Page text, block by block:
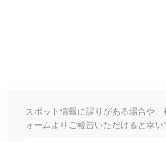
スポット情報に誤りがある場合や
ォームよりご報告いただけると幸い